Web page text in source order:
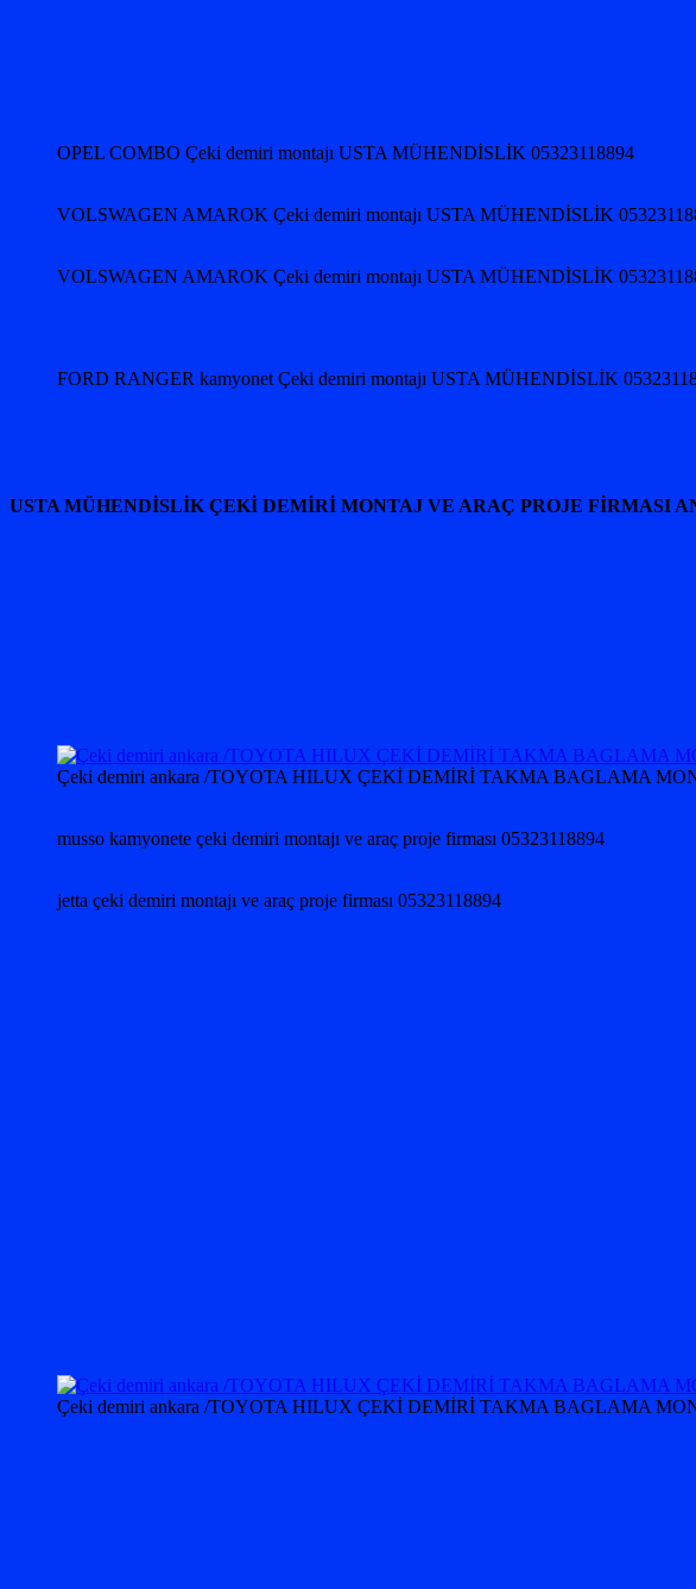
OPEL COMBO Çeki demiri montajı USTA MÜHENDİSLİK 05323118894
VOLSWAGEN AMAROK Çeki demiri montajı USTA MÜHENDİSLİK
VOLSWAGEN AMAROK Çeki demiri montajı USTA MÜHENDİSLİK
FORD RANGER kamyonet Çeki demiri montajı USTA MÜHENDİSLİK
USTA MÜHENDİSLİK ÇEKİ DEMİRİ MONTAJ VE ARAÇ PROJE FİRMASI
Çeki demiri ankara /TOYOTA HILUX ÇEKİ DEMİRİ TAKMA BAGLAMA
musso kamyonete çeki demiri montajı ve araç proje firması 05323118894
jetta çeki demiri montajı ve araç proje firması 05323118894
Çeki demiri ankara /TOYOTA HILUX ÇEKİ DEMİRİ TAKMA BAGLAMA